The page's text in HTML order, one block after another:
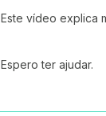
Este vídeo explica
Espero ter ajudar.